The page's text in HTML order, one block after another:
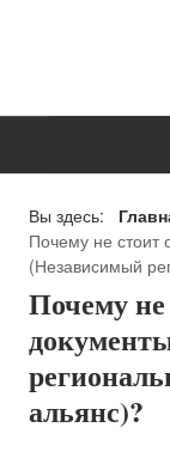
ГЛАВНАЯ
О НАС
Мои собаки
Социальная
НРКА / ПИТ
Вы здесь:
Почему не
(Независимый
Почему
альянс)?